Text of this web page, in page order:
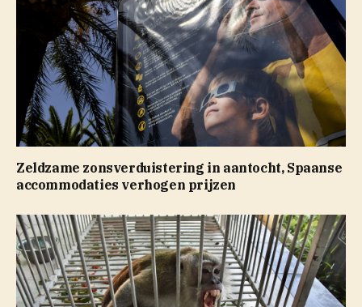
Zeldzame zonsverduistering in aantocht, Spaanse
accommodaties verhogen prijzen